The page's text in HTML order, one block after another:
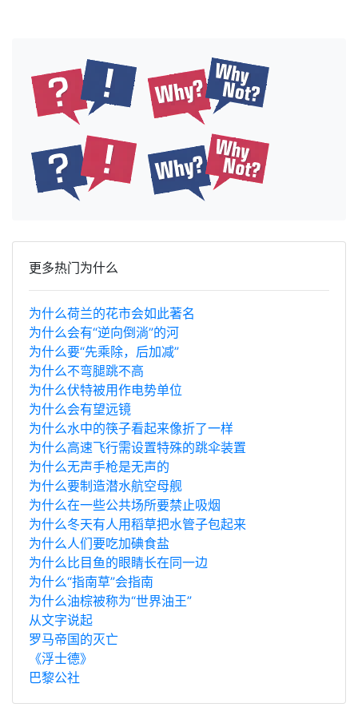
更多热门为什么
为什么荷兰的花市会如此著名
为什么会有“逆向倒淌”的河
为什么要“先乘除，后加减”
为什么不弯腿跳不高
为什么伏特被用作电势单位
为什么会有望远镜
为什么水中的筷子看起来像折了一样
为什么高速飞行需设置特殊的跳伞装置
为什么无声手枪是无声的
为什么要制造潜水航空母舰
为什么在一些公共场所要禁止吸烟
为什么冬天有人用稻草把水管子包起来
为什么人们要吃加碘食盐
为什么比目鱼的眼睛长在同一边
为什么“指南草”会指南
为什么油棕被称为“世界油王”
从文字说起
罗马帝国的灭亡
《浮士德》
巴黎公社